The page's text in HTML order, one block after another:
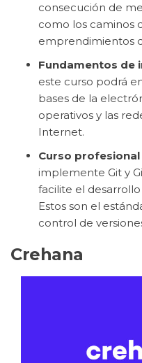
consecución de
como los caminos
emprendimientos
Fundamentos de
este curso podrá
bases de la
operativos y las
Internet.
Curso profesional
implemente Git y
facilite el
Estos son el
control de
Crehana